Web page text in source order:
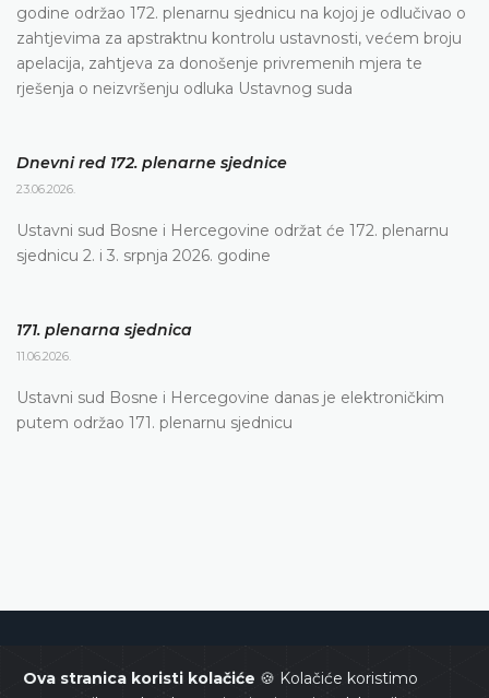
Ova stranica koristi kolačiće 🍪 Kolačiće koristimo
godine održao 172. plenarnu sjednicu na kojoj je odlučivao o
zahtjevima za apstraktnu kontrolu ustavnosti, većem broju
apelacija, zahtjeva za donošenje privremenih mjera te
rješenja o neizvršenju odluka Ustavnog suda
Dnevni red 172. plenarne sjednice
23.06.2026.
Ustavni sud Bosne i Hercegovine održat će 172. plenarnu
sjednicu 2. i 3. srpnja 2026. godine
171. plenarna sjednica
11.06.2026.
Ustavni sud Bosne i Hercegovine danas je elektroničkim
putem održao 171. plenarnu sjednicu